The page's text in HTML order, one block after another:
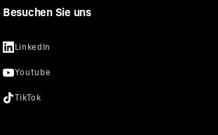
Besuchen Sie uns